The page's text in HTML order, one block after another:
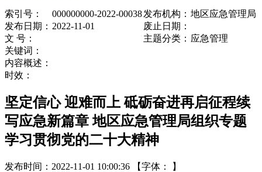
索引号： 000000000-2022-00038发布机构： 地区应急管理局
发布日期： 2022-11-01
废止日期：
文 号：
主题分类： 应急管理
关键词：
内容概述：
时效：
坚定信心 迎难而上 砥砺奋进再启征程续
写应急新篇章 地区应急管理局组织专题
学习贯彻党的二十大精神
发布时间：2022-11-01 10:00:36 【字体： 】